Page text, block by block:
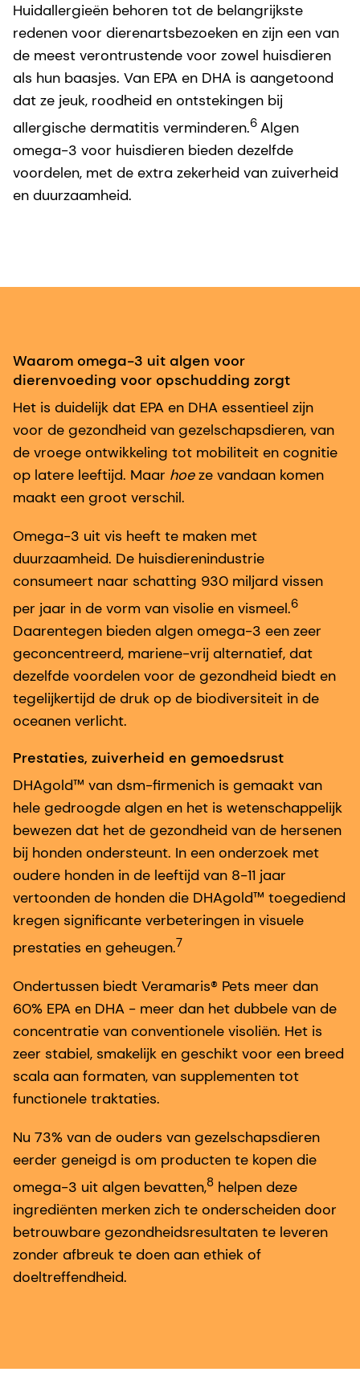
Huidallergieën behoren tot de belangrijkste
redenen voor dierenartsbezoeken en zijn een van
de meest verontrustende voor zowel huisdieren
als hun baasjes. Van EPA en DHA is aangetoond
dat ze jeuk, roodheid en ontstekingen bij
allergische dermatitis verminderen.6 Algen
omega-3 voor huisdieren bieden dezelfde
voordelen, met de extra zekerheid van zuiverheid
en duurzaamheid.
Waarom omega-3 uit algen voor
dierenvoeding voor opschudding zorgt
Het is duidelijk dat EPA en DHA essentieel zijn
voor de gezondheid van gezelschapsdieren, van
de vroege ontwikkeling tot mobiliteit en cognitie
op latere leeftijd. Maar hoeze vandaan komen
maakt een groot verschil.
Omega-3 uit vis heeft te maken met
duurzaamheid. De huisdierenindustrie
consumeert naar schatting 930 miljard vissen
per jaar in de vorm van visolie en vismeel.6
Daarentegen bieden algen omega-3 een zeer
geconcentreerd, mariene-vrij alternatief, dat
dezelfde voordelen voor de gezondheid biedt en
tegelijkertijd de druk op de biodiversiteit in de
oceanen verlicht.
Prestaties, zuiverheid en gemoedsrust
DHAgold™ van dsm-firmenich is gemaakt van
hele gedroogde algen en het is wetenschappelijk
bewezen dat het de gezondheid van de hersenen
bij honden ondersteunt. In een onderzoek met
oudere honden in de leeftijd van 8-11 jaar
vertoonden de honden die DHAgold™ toegediend
kregen significante verbeteringen in visuele
prestaties en geheugen.7
Ondertussen biedt Veramaris® Pets meer dan
60% EPA en DHA - meer dan het dubbele van de
concentratie van conventionele visoliën. Het is
zeer stabiel, smakelijk en geschikt voor een breed
scala aan formaten, van supplementen tot
functionele traktaties.
Nu 73% van de ouders van gezelschapsdieren
eerder geneigd is om producten te kopen die
omega-3 uit algen bevatten,8 helpen deze
ingrediënten merken zich te onderscheiden door
betrouwbare gezondheidsresultaten te leveren
zonder afbreuk te doen aan ethiek of
doeltreffendheid.